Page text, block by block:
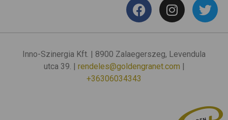
Inno-Szinergia Kft. | 8900 Zalaegerszeg, Levendula
utca 39. | rendeles@goldengranet.com
+36306034343